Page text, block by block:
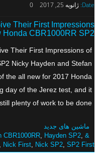
Date: ژانویه 25, 2017 0
Their First Impressions
Honda CBR1000RR SP2
Their First Impressions of
Nicky Hayden and Stefan
of the all new for 2017 Honda
day of the Jerez test, and it
plenty of work to be done […]
ماشین های جدید
CBR1000RR,Hayden SP2,
,Nick First,Nick SP2,SP2 First